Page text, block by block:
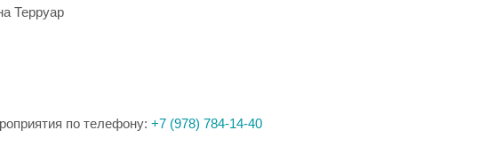
Терруар
по телефону: +7 (978) 784-14-40‬